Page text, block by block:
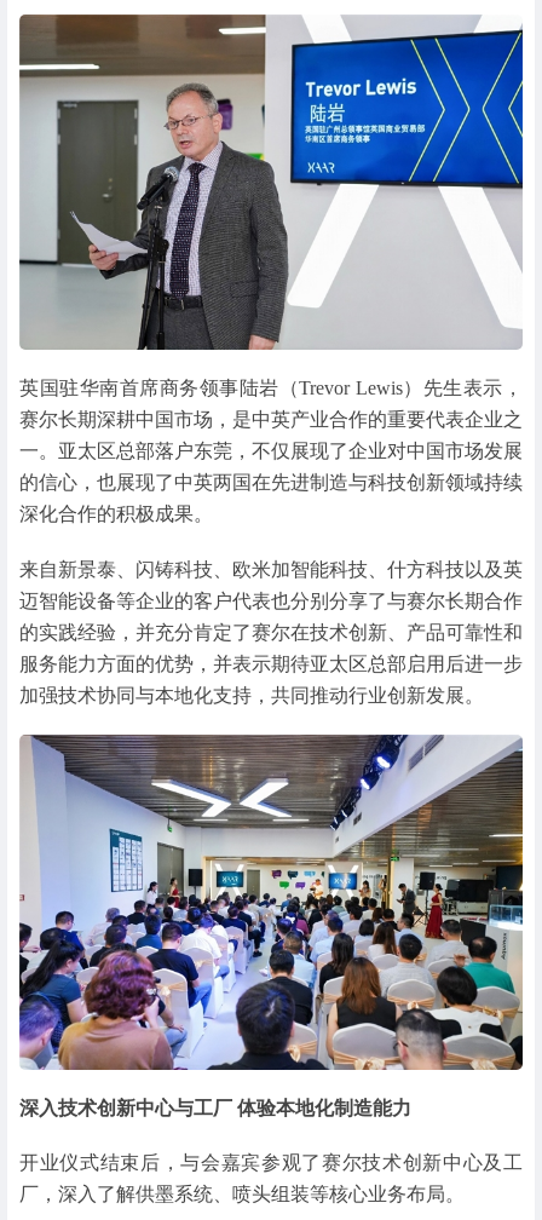
英国驻华南首席商务领事陆岩（Trevor Lewis）先生表示，
赛尔长期深耕中国市场，是中英产业合作的重要代表企业之
一。亚太区总部落户东莞，不仅展现了企业对中国市场发展
的信心，也展现了中英两国在先进制造与科技创新领域持续
深化合作的积极成果。
来自新景泰、闪铸科技、欧米加智能科技、什方科技以及英
迈智能设备等企业的客户代表也分别分享了与赛尔长期合作
的实践经验，并充分肯定了赛尔在技术创新、产品可靠性和
服务能力方面的优势，并表示期待亚太区总部启用后进一步
加强技术协同与本地化支持，共同推动行业创新发展。
深入技术创新中心与工厂 体验本地化制造能力
开业仪式结束后，与会嘉宾参观了赛尔技术创新中心及工
厂，深入了解供墨系统、喷头组装等核心业务布局。